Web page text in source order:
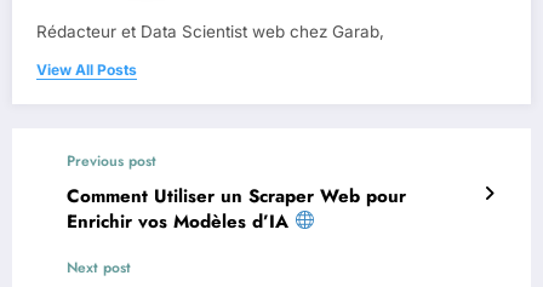
Rédacteur et Data Scientist web chez Garab,
View All Posts
Previous post
Comment Utiliser un Scraper Web pour
Enrichir vos Modèles d’IA
Next post